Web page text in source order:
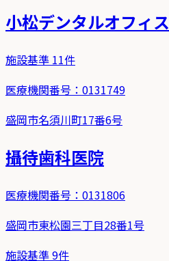
小松デンタルオフィス
施設基準 11件
医療機関番号： 0131749
盛岡市名須川町17番6号
攝待歯科医院
医療機関番号： 0131806
盛岡市東松園三丁目28番1号
施設基準9件